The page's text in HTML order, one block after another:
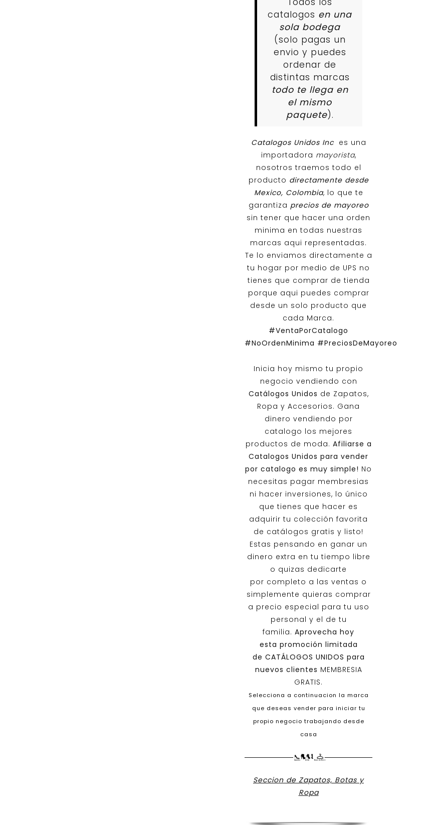
catalogos en una
sola bodega
(solo pagas un
envio y puedes
ordenar de
distintas marcas
todo te llega en
el mismo
paquete).
Catalogos Unidos Inc es una
importadora mayorista,
nosotros traemos todo el
producto directamente desde
Mexico, Colombia, lo que te
garantiza precios de mayoreo
sin tener que hacer una orden
minima en todas nuestras
marcas aqui representadas.
Te lo enviamos directamente a
tu hogar por medio de UPS no
tienes que comprar de tienda
porque aqui puedes comprar
desde un solo producto que
cada Marca.
#VentaPorCatalogo
#NoOrdenMinima #PreciosDeMayoreo
Inicia hoy mismo tu propio
negocio vendiendo con
Catálogos Unidos de Zapatos,
Ropa y Accesorios. Gana
dinero vendiendo por
catalogo los mejores
productos de moda. Afiliarse a
Catalogos Unidos para vender
por catalogo es muy simple! No
necesitas pagar membresias
ni hacer inversiones, lo único
que tienes que hacer es
adquirir tu colección favorita
de catálogos gratis y listo!
Estas pensando en ganar un
dinero extra en tu tiempo libre
o quizas dedicarte
por completo a las ventas o
simplemente quieras comprar
a precio especial para tu uso
personal y el de tu
familia. Aprovecha hoy
esta promoción limitada
de CATÁLOGOS UNIDOS para
nuevos clientes MEMBRESIA
GRATIS.
Selecciona a continuacion la marca
que deseas vender para iniciar tu
propio negocio trabajando desde
casa
Seccion de Zapatos, Botas y
Ropa